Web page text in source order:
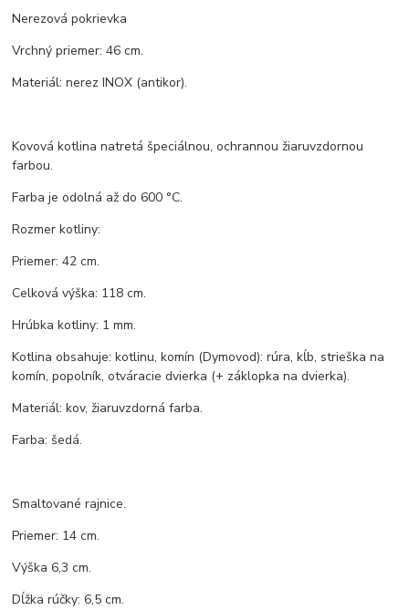
Nerezová pokrievka
Vrchný priemer: 46 cm.
Materiál: nerez INOX (antikor).
Kovová kotlina natretá špeciálnou, ochrannou žiaruvzdornou
farbou.
Farba je odolná až do 600 °C.
Rozmer kotliny:
Priemer: 42 cm.
Celková výška: 118 cm.
Hrúbka kotliny: 1 mm.
Kotlina obsahuje: kotlinu, komín (Dymovod): rúra, kĺb, strieška na
komín, popolník, otváracie dvierka (+ záklopka na dvierka).
Materiál: kov, žiaruvzdorná farba.
Farba: šedá.
Smaltované rajnice.
Priemer: 14 cm.
Výška 6,3 cm.
Dĺžka rúčky: 6,5 cm.